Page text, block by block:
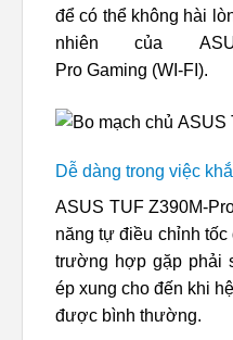
để có thể không hài
nhiên của
Pro Gaming (WI-FI).
Dễ dàng trong việc
ASUS TUF Z390M-
năng tự điều chỉnh
trường hợp gặp phải
ép xung cho đến khi
được bình thường.